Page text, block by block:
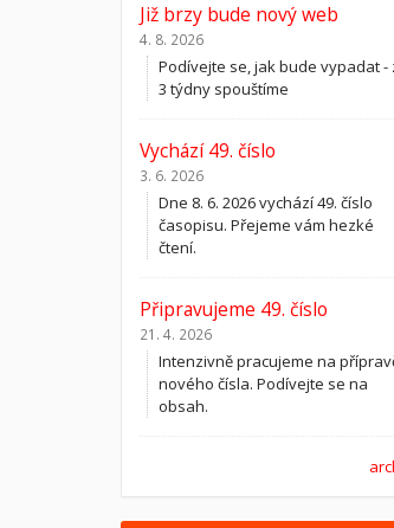
Již brzy bude nový web
4. 8. 2026
Podívejte se, jak bude vypadat -
3 týdny spouštíme
Vychází 49. číslo
3. 6. 2026
Dne 8. 6. 2026 vychází 49. číslo
časopisu. Přejeme vám hezké
čtení.
Připravujeme 49. číslo
21. 4. 2026
Intenzivně pracujeme na
nového čísla. Podívejte se na
obsah.